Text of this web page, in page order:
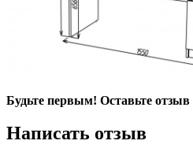
Будьте первым! Оставьте отзыв
Написать отзыв